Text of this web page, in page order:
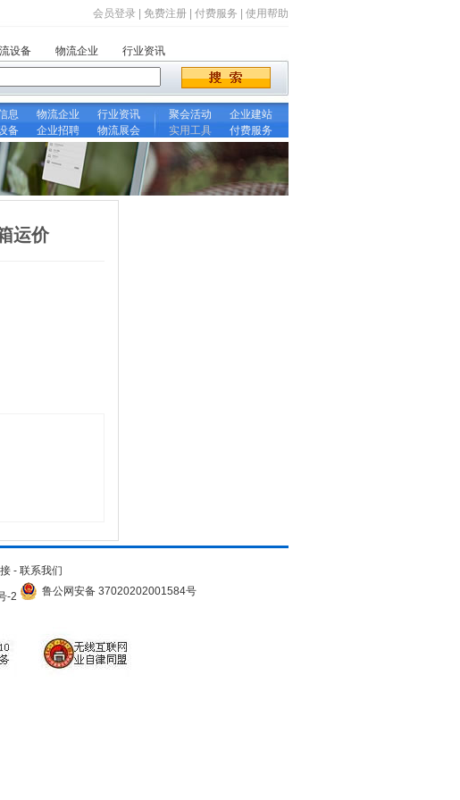
会员登录 免费注册 付费服务 使用帮助
设备 物流企业 行业资讯
息 物流企业 行业资讯 聚会活动
企业建站
备 企业招聘 物流展会 实用工具 付费服务
运价
- 联系我们
-2
鲁公网安备 37020202001584号